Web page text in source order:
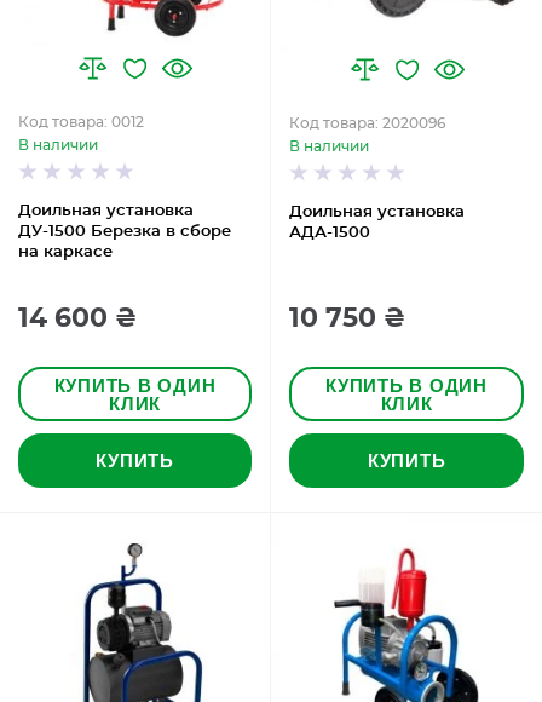
Доильная установка
ДУ-1500 Березка в сборе
на каркасе
Код товара: 0012
В наличии
14 600 ₴
КУПИТЬ В ОДИН
КЛИК
КУПИТЬ
Доильная установка
АДА-1500
Код товара: 2020096
В наличии
10 750 ₴
КУПИТЬ В ОДИН
КЛИК
КУПИТЬ